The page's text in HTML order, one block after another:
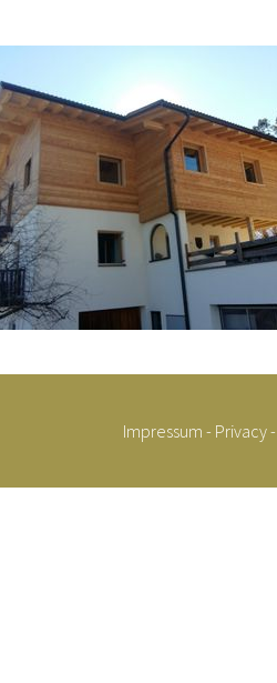
Impressum - Privacy-